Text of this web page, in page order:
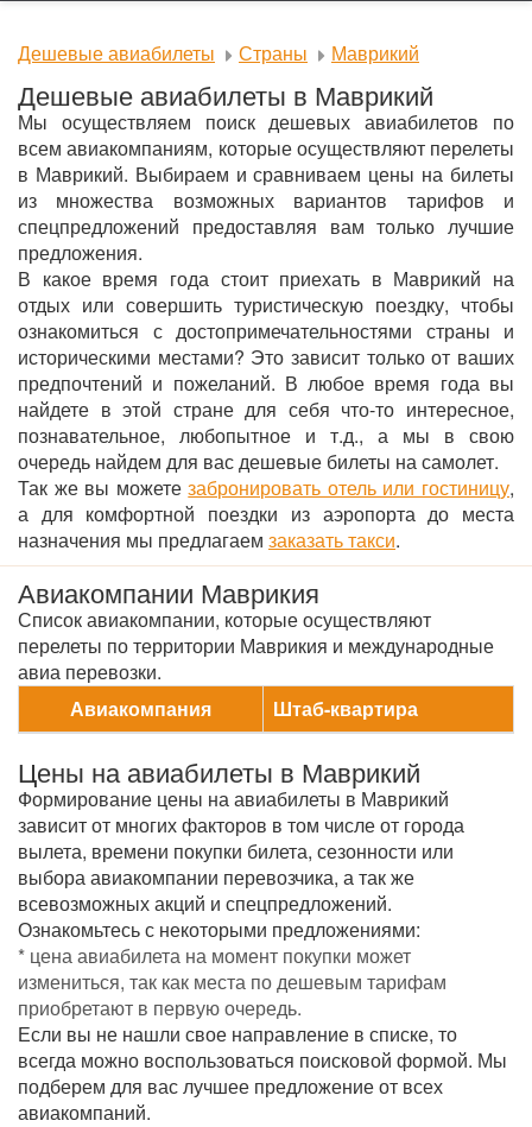
Дешевые авиабилеты Страны Маврикий
Дешевые авиабилеты в Маврикий
Мы осуществляем поиск дешевых авиабилетов по
всем авиакомпаниям, которые осуществляют перелеты
в Маврикий. Выбираем и сравниваем цены на билеты
из множества возможных вариантов тарифов и
спецпредложений предоставляя вам только лучшие
предложения.
В какое время года стоит приехать в Маврикий на
отдых или совершить туристическую поездку, чтобы
ознакомиться с достопримечательностями страны и
историческими местами? Это зависит только от ваших
предпочтений и пожеланий. В любое время года вы
найдете в этой стране для себя что-то интересное,
познавательное, любопытное и т.д., а мы в свою
очередь найдем для вас дешевые билеты на самолет.
Так же вы можетезабронировать отель или гостиницу,
а для комфортной поездки из аэропорта до места
назначения мы предлагаем заказать такси.
Авиакомпании Маврикия
Список авиакомпании, которые осуществляют
перелеты по территории Маврикия и международные
авиа перевозки.
Авиакомпания
Штаб-квартира
Цены на авиабилеты в Маврикий
Формирование цены на авиабилеты в Маврикий
зависит от многих факторов в том числе от города
вылета, времени покупки билета, сезонности или
выбора авиакомпании перевозчика, а так же
всевозможных акций и спецпредложений.
Ознакомьтесь с некоторыми предложениями:
* цена авиабилета на момент покупки может
измениться, так как места по дешевым тарифам
приобретают в первую очередь.
Если вы не нашли свое направление в списке, то
всегда можно воспользоваться поисковой формой. Мы
подберем для вас лучшее предложение от всех
авиакомпаний.